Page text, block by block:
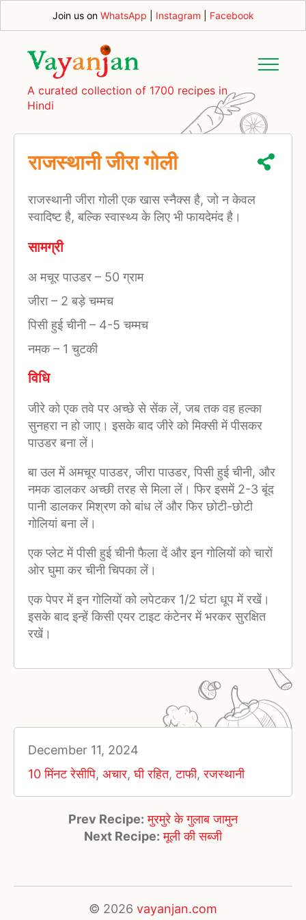
Join us on WhatsApp Instagram Facebook
A curated collection of 1700 recipes in
Hindi
राजस्थानी जीरा गोली
राजस्थानी जीरा गोली एक खास स्नैक्स है, जो न केवल
स्वादिष्ट है, बल्कि स्वास्थ्य के लिए भी फायदेमंद है।
सामग्री
अ मचूर पाउडर – 50 ग्राम
जीरा– 2 बड़े चम्मच
पिसी हुई चीनी– 4-5 चम्मच
नमक– 1 चुटकी
विधि
जीरे को एक तवे पर अच्छे से सेंक लें, जब तक वह हल्का
सुनहरा न हो जाए। इसके बाद जीरे को मिक्सी में पीसकर
पाउडर बना लें।
बा उल में अमचूर पाउडर, जीरा पाउडर, पिसी हुई चीनी, और
नमक डालकर अच्छी तरह से मिला लें। फिर इसमें 2-3 बूंद
पानी डालकर मिश्रण को बांध लें और फिर छोटी-छोटी
गोलियां बना लें।
एक प्लेट में पीसी हुई चीनी फैला दें और इन गोलियों को चारों
ओर घुमा कर चीनी चिपका लें।
एक पेपर में इन गोलियों को लपेटकर 1/2 घंटा धूप में रखें।
इसके बाद इन्हें किसी एयर टाइट कंटेनर में भरकर सुरक्षित
रखें।
December 11, 2024
10 मिंनट रेसीपि, अचार,घी रहित,टाफी,रजस्थानी
Prev Recipe: मुरमुरे के गुलाब जामुन
Next Recipe: मूली की सब्जी
© 2026 vayanjan.com